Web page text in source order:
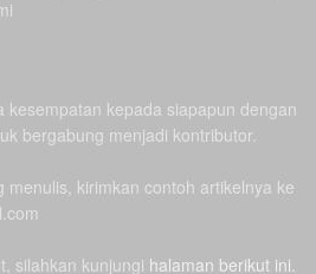
kesempatan kepada siapapun dengan
bergabung menjadi kontributor.
menulis, kirimkan contoh artikelnya ke
silahkan kunjungi halaman berikut ini.